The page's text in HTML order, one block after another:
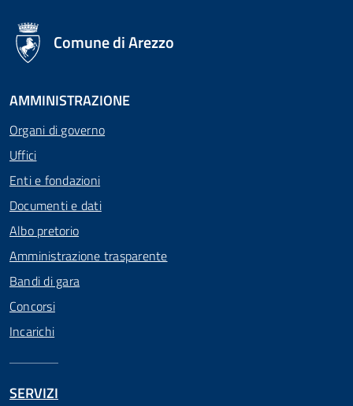
logo Unione Europea
Comune di Arezzo
AMMINISTRAZIONE
Organi di governo
Uffici
Enti e fondazioni
Documenti e dati
Albo pretorio
Amministrazione trasparente
Bandi di gara
Concorsi
Incarichi
SERVIZI